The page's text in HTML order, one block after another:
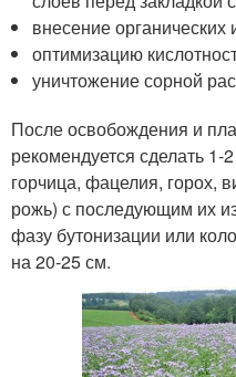
внесение
оптимизацию
уничтожение сорной
После освобождения и
рекомендуется сделать
горчица, фацелия, горох,
рожь) с последующим их
фазу бутонизации или
на 20-25 см.